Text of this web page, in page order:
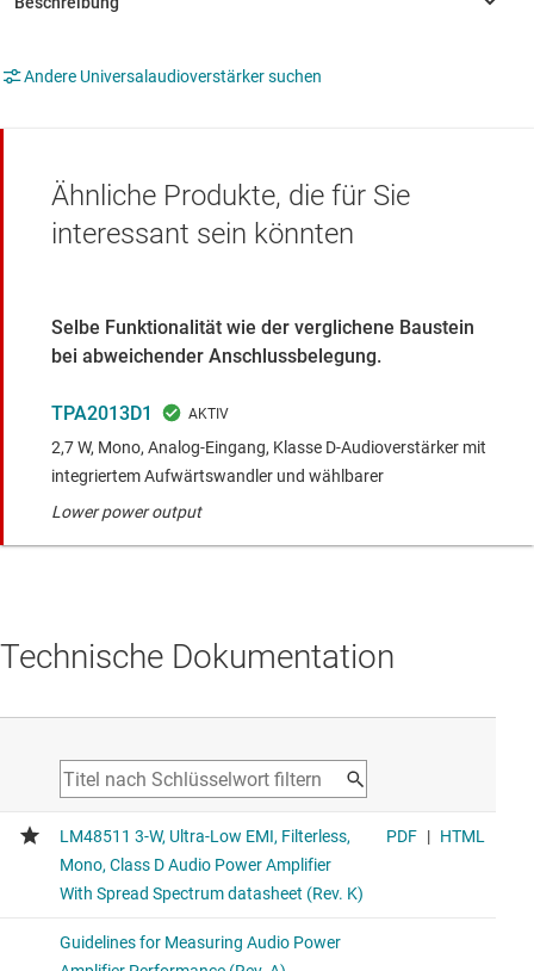
Andere Universalaudioverstärker suchen
Ähnliche Produkte, die für Sie
interessant sein könnten
Selbe Funktionalität wie der verglichene Baustein
bei abweichender Anschlussbelegung.
TPA2013D1
2,7 W, Mono, Analog-Eingang, Klasse D-Audioverstärker mit
integriertem Aufwärtswandler und wählbarer
Lower power output
Technische Dokumentation